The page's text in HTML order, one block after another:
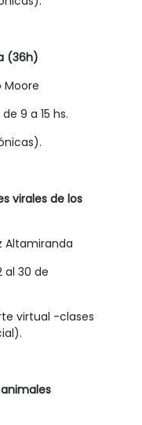
(36h)
Moore
9 a 15 hs.
virales de los
Altamiranda
al 30 de
virtual -clases